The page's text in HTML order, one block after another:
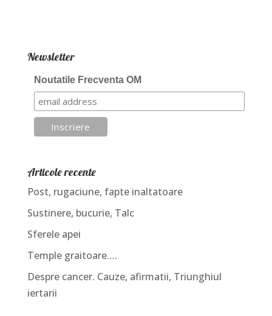
Newsletter
Noutatile Frecventa OM
Articole recente
Post, rugaciune, fapte inaltatoare
Sustinere, bucurie, Talc
Sferele apei
Temple graitoare….
Despre cancer. Cauze, afirmatii, Triunghiul
iertarii